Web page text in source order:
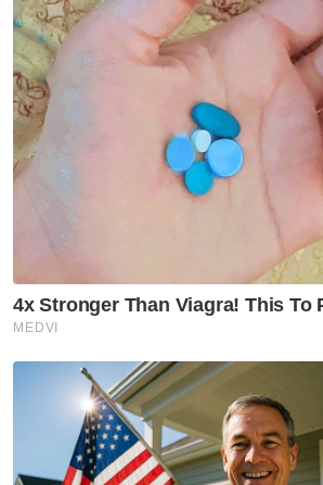
namun meraikan juga isteri
menyambut kehadiran madu
memberi laluan buat madu
kebahagiaan bersama,"
Artikel Berkaitan:
Isteri rela suami poligami,
Penduduk, peniaga Melaka Raya
Cuti umum 20 Februari di Melaka,
Mohd Loqman yang juga
ucapan tahniah setelah
hantaran dan beberapa
perkahwinan bersama kedua-
akaun media sosial, Facebook.